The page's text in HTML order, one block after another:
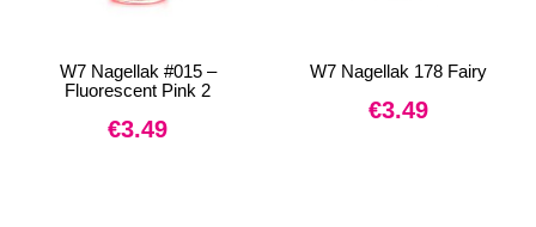
W7 Nagellak #015 –
Fluorescent Pink 2
€3.49
W7 Nagellak 178 Fairy
€3.49